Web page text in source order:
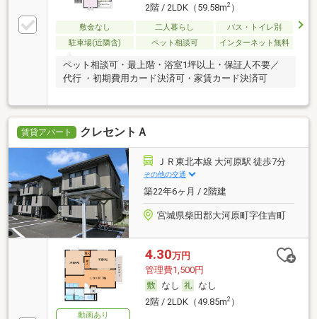
2階 / 2LDK（59.58m2）
敷金なし 二人暮らし
バス・トイレ別
駐車場(近隣含)
ペット相談可 インターネット無料
ペット相談可・最上階・浴室1坪以上・保証人不要／
代行 ・初期費用カード決済可・家賃カード決済可
賃貸アパート クレセントＡ
ＪＲ東北本線 大河原駅 徒歩7分
その他の交通
築22年6ヶ月 / 2階建
宮城県柴田郡大河原町字住吉町
動画あり
4.30万円
管理費1,500円
なし
なし
2階 / 2LDK（49.85m2）